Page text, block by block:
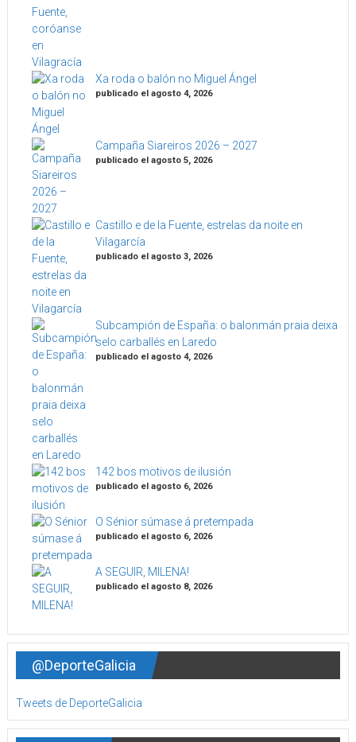
Xa roda o balón no Miguel Ángel
publicado el agosto 4, 2026
Campaña Siareiros 2026 – 2027
publicado el agosto 5, 2026
Castillo e de la Fuente, estrelas da noite en
Vilagarcía
publicado el agosto 3, 2026
Subcampión de España: o balonmán praia deixa
selo carballés en Laredo
publicado el agosto 4, 2026
142 bos motivos de ilusión
publicado el agosto 6, 2026
O Sénior súmase á pretempada
publicado el agosto 6, 2026
A SEGUIR, MILENA!
publicado el agosto 8, 2026
@DeporteGalicia
Tweets de DeporteGalicia